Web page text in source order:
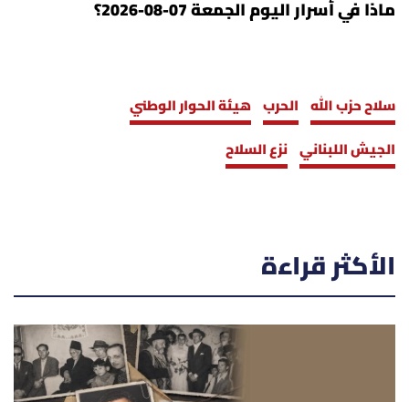
ماذا في أسرار اليوم الجمعة 07-08-2026؟
سلاح حزب الله الحرب هيئة الحوار الوطني
الجيش اللبناني نزع السلاح
الأكثر قراءة